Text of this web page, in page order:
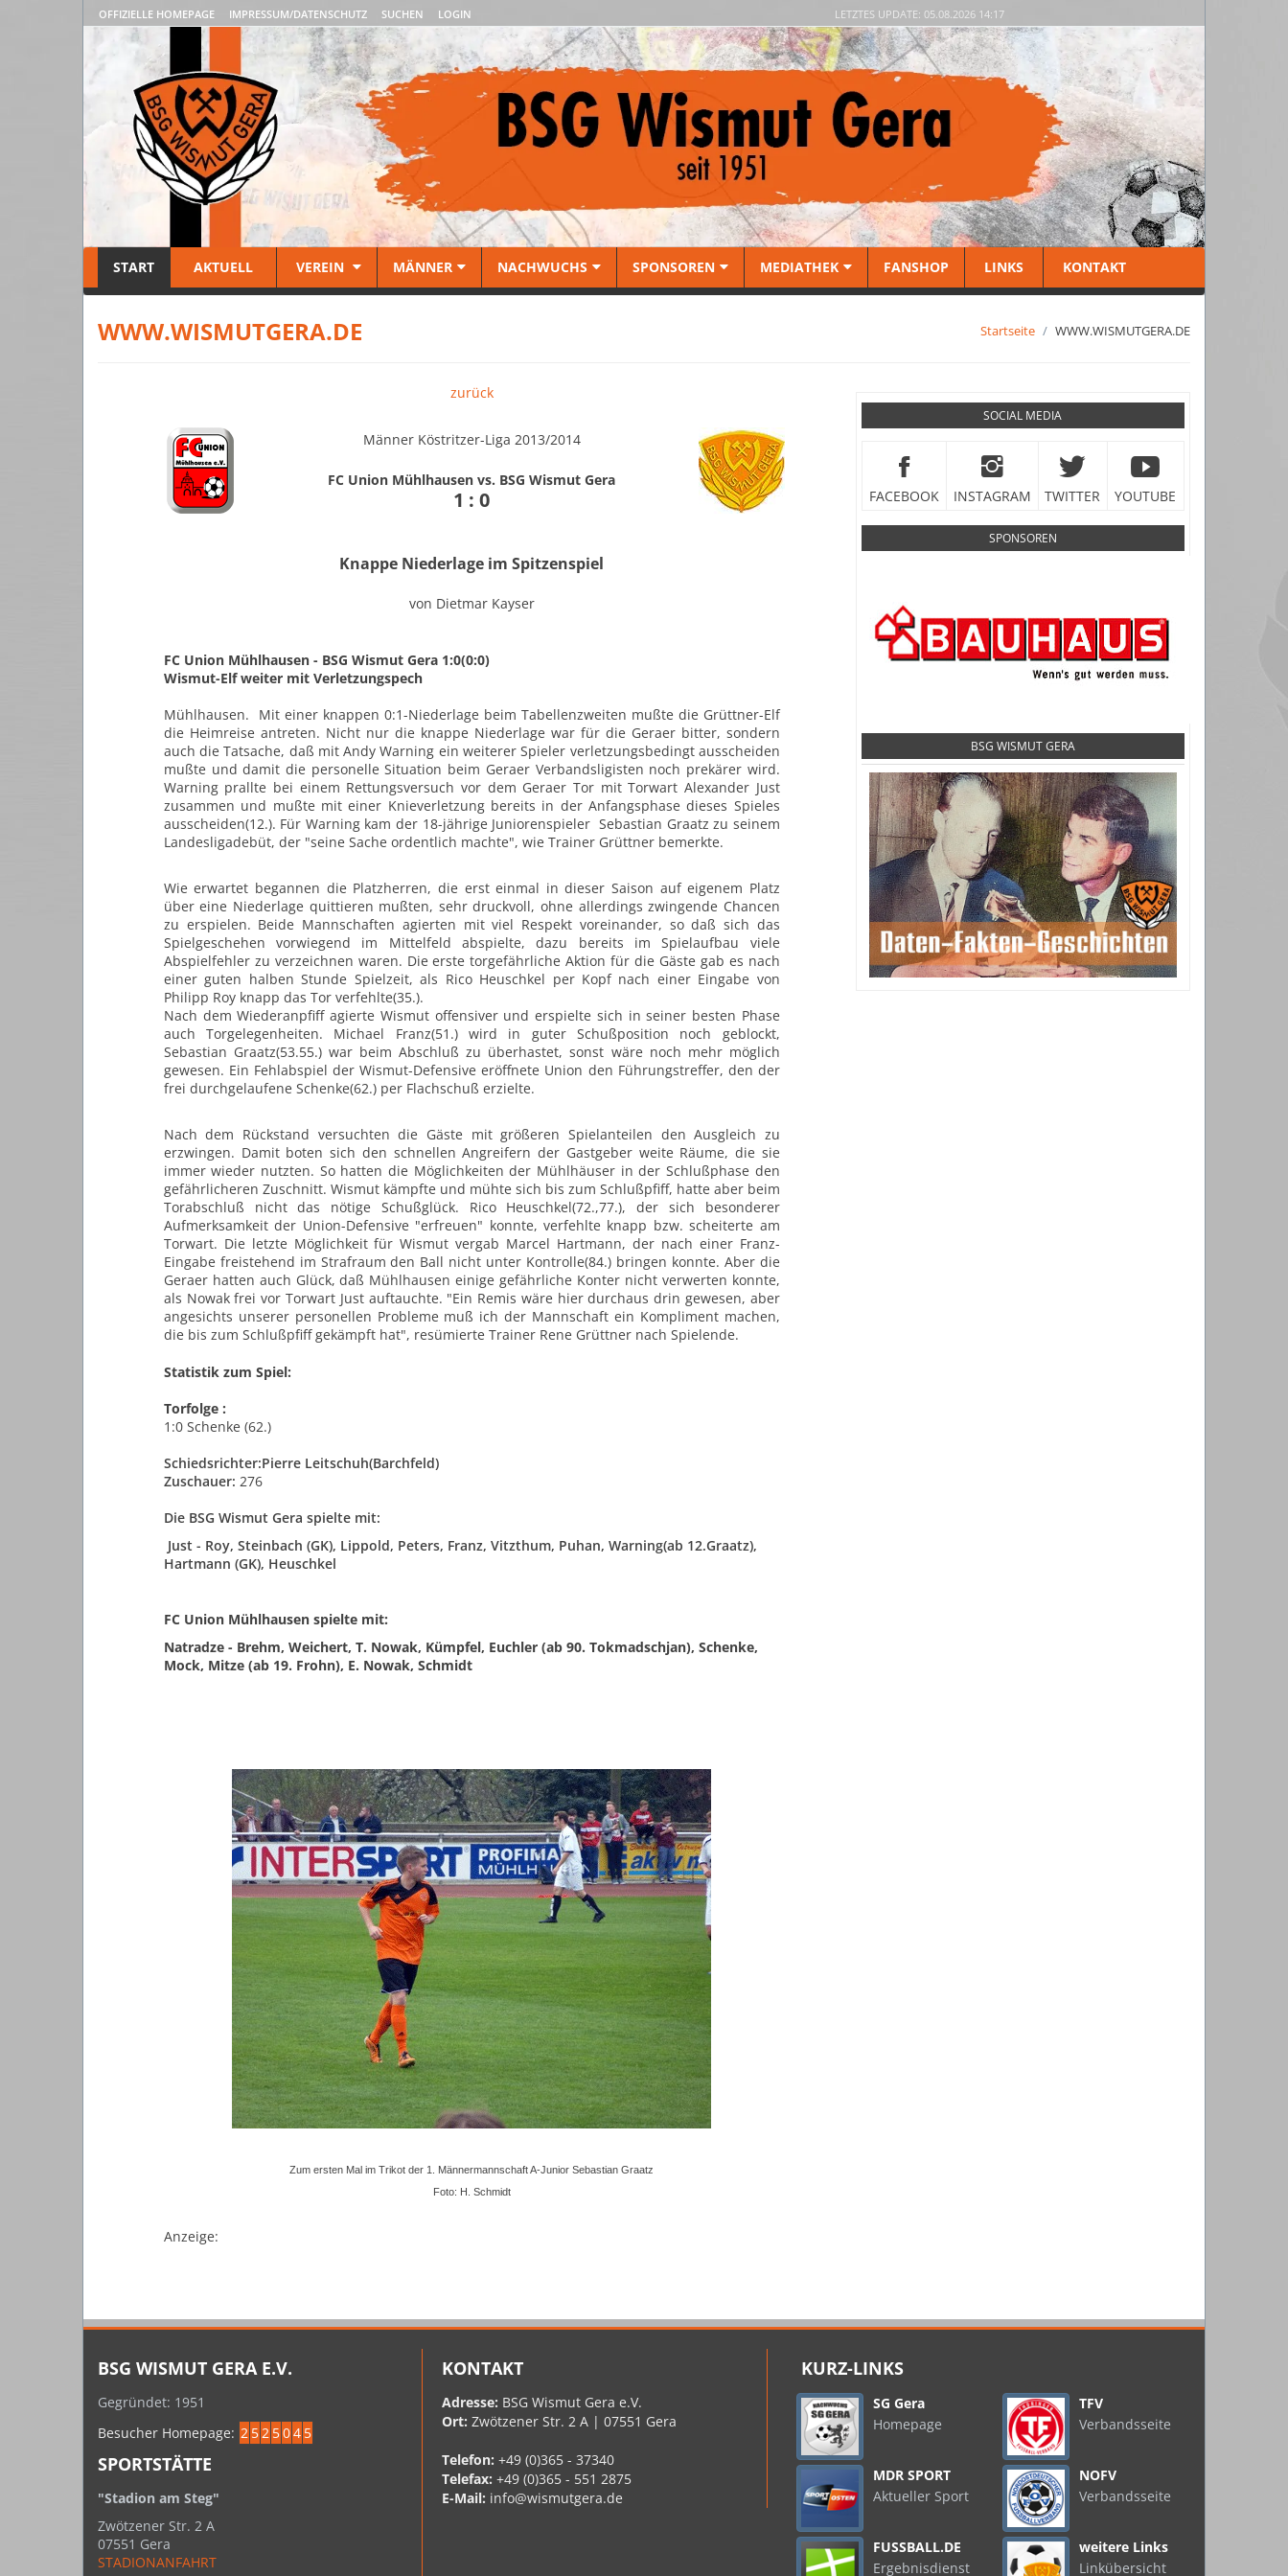
OFFIZIELLE HOMEPAGE IMPRESSUM/DATENSCHUTZ SUCHEN LOGIN LETZTES UPDATE: 05.08.2026 14:17
START AKTUELL VEREIN MÄNNER NACHWUCHS SPONSOREN MEDIATHEK FANSHOP LINKS KONTAKT
WWW.WISMUTGERA.DE Startseite WWW.WISMUTGERA.DE
zurück
Männer Köstritzer-Liga 2013/2014
FC Union Mühlhausen vs. BSG Wismut Gera
1 : 0
Knappe Niederlage im Spitzenspiel
von Dietmar Kayser
FC Union Mühlhausen - BSG Wismut Gera 1:0(0:0)
Wismut-Elf weiter mit Verletzungspech
Mühlhausen. Mit einer knappen 0:1-Niederlage beim Tabellenzweiten mußte die Grüttner-Elf
die Heimreise antreten. Nicht nur die knappe Niederlage war für die Geraer bitter, sondern
auch die Tatsache, daß mit Andy Warning ein weiterer Spieler verletzungsbedingt ausscheiden
mußte und damit die personelle Situation beim Geraer Verbandsligisten noch prekärer wird.
Warning prallte bei einem Rettungsversuch vor dem Geraer Tor mit Torwart Alexander Just
zusammen und mußte mit einer Knieverletzung bereits in der Anfangsphase dieses Spieles
ausscheiden(12.). Für Warning kam der 18-jährige Juniorenspieler Sebastian Graatz zu seinem
Landesligadebüt, der "seine Sache ordentlich machte", wie Trainer Grüttner bemerkte.
Wie erwartet begannen die Platzherren, die erst einmal in dieser Saison auf eigenem Platz
über eine Niederlage quittieren mußten, sehr druckvoll, ohne allerdings zwingende Chancen
zu erspielen. Beide Mannschaften agierten mit viel Respekt voreinander, so daß sich das
Spielgeschehen vorwiegend im Mittelfeld abspielte, dazu bereits im Spielaufbau viele
Abspielfehler zu verzeichnen waren. Die erste torgefährliche Aktion für die Gäste gab es nach
einer guten halben Stunde Spielzeit, als Rico Heuschkel per Kopf nach einer Eingabe von
Philipp Roy knapp das Tor verfehlte(35.).
Nach dem Wiederanpfiff agierte Wismut offensiver und erspielte sich in seiner besten Phase
auch Torgelegenheiten. Michael Franz(51.) wird in guter Schußposition noch geblockt,
Sebastian Graatz(53.55.) war beim Abschluß zu überhastet, sonst wäre noch mehr möglich
gewesen. Ein Fehlabspiel der Wismut-Defensive eröffnete Union den Führungstreffer, den der
frei durchgelaufene Schenke(62.) per Flachschuß erzielte.
Nach dem Rückstand versuchten die Gäste mit größeren Spielanteilen den Ausgleich zu
erzwingen. Damit boten sich den schnellen Angreifern der Gastgeber weite Räume, die sie
immer wieder nutzten. So hatten die Möglichkeiten der Mühlhäuser in der Schlußphase den
gefährlicheren Zuschnitt. Wismut kämpfte und mühte sich bis zum Schlußpfiff, hatte aber beim
Torabschluß nicht das nötige Schußglück. Rico Heuschkel(72.,77.), der sich besonderer
Aufmerksamkeit der Union-Defensive "erfreuen" konnte, verfehlte knapp bzw. scheiterte am
Torwart. Die letzte Möglichkeit für Wismut vergab Marcel Hartmann, der nach einer Franz-
Eingabe freistehend im Strafraum den Ball nicht unter Kontrolle(84.) bringen konnte. Aber die
Geraer hatten auch Glück, daß Mühlhausen einige gefährliche Konter nicht verwerten konnte,
als Nowak frei vor Torwart Just auftauchte. "Ein Remis wäre hier durchaus drin gewesen, aber
angesichts unserer personellen Probleme muß ich der Mannschaft ein Kompliment machen,
die bis zum Schlußpfiff gekämpft hat", resümierte Trainer Rene Grüttner nach Spielende.
Statistik zum Spiel:
Torfolge :
1:0 Schenke (62.)
Schiedsrichter:Pierre Leitschuh(Barchfeld)
Zuschauer: 276
Die BSG Wismut Gera spielte mit:
Just - Roy, Steinbach (GK), Lippold, Peters, Franz, Vitzthum, Puhan, Warning(ab 12.Graatz),
Hartmann (GK), Heuschkel
FC Union Mühlhausen spielte mit:
Natradze - Brehm, Weichert, T. Nowak, Kümpfel, Euchler (ab 90. Tokmadschjan), Schenke,
Mock, Mitze (ab 19. Frohn), E. Nowak, Schmidt
Zum ersten Mal im Trikot der 1. Männermannschaft A-Junior Sebastian Graatz
Foto: H. Schmidt
Anzeige:
SOCIAL MEDIA
FACEBOOK INSTAGRAM TWITTER YOUTUBE
SPONSOREN
BSG WISMUT GERA
BSG WISMUT GERA E.V.
Gegründet: 1951
Besucher Homepage: 2 52 504 5
SPORTSTÄTTE
"Stadion am Steg"
Zwötzener Str. 2 A
07551 Gera
STADIONANFAHRT
KONTAKT
Adresse: BSG Wismut Gera e.V.
Ort:Zwötzener Str. 2 A | 07551 Gera
Telefon:+49 (0)365 - 37340
Telefax:+49 (0)365 - 551 2875
E-Mail: info@wismutgera.de
KURZ-LINKS
SG Gera
Homepage
MDR SPORT
Aktueller Sport
FUSSBALL.DE
Ergebnisdienst
TFV
Verbandsseite
NOFV
Verbandsseite
weitere Links
Linkübersicht